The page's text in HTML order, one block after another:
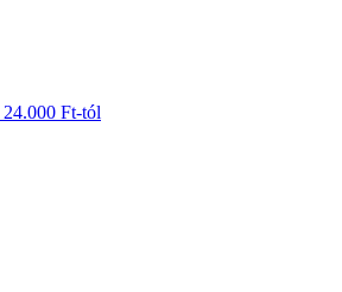
24.000 Ft-tól